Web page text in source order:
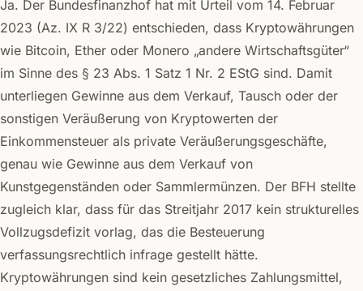
Ja. Der Bundesfinanzhof hat mit Urteil vom 14. Februar
2023 (Az. IX R 3/22) entschieden, dass Kryptowährungen
wie Bitcoin, Ether oder Monero „andere Wirtschaftsgüter“
im Sinne des § 23 Abs. 1 Satz 1 Nr. 2 EStG sind. Damit
unterliegen Gewinne aus dem Verkauf, Tausch oder der
sonstigen Veräußerung von Kryptowerten der
Einkommensteuer als private Veräußerungsgeschäfte,
genau wie Gewinne aus dem Verkauf von
Kunstgegenständen oder Sammlermünzen. Der BFH stellte
zugleich klar, dass für das Streitjahr 2017 kein strukturelles
Vollzugsdefizit vorlag, das die Besteuerung
verfassungsrechtlich infrage gestellt hätte.
Kryptowährungen sind kein gesetzliches Zahlungsmittel,